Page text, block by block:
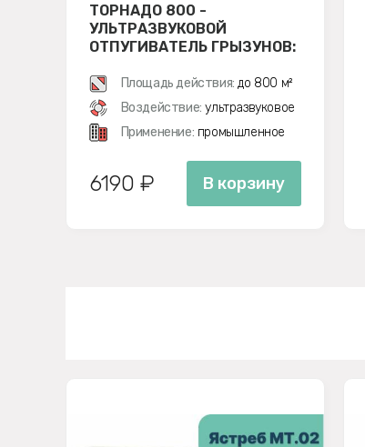
ТОРНАДО 800 -
УЛЬТРАЗВУКОВОЙ
ОТПУГИВАТЕЛЬ ГРЫЗУНОВ:
Площадь действия: до 800 м²
Воздействие: ультразвуковое
Применение: промышленное
6190 ₽ В корзину